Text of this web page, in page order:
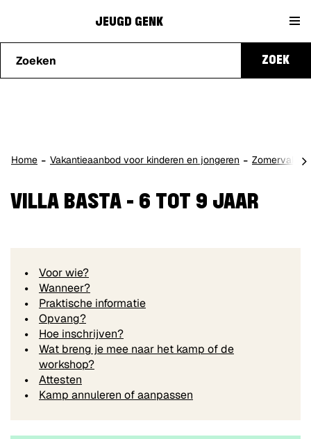
Genk
JEUGD GENK
kunnen
we je
ZOEK
Home Vakantieaanbod voor kinderen en jongeren
VILLA BASTA - 6 TOT 9 JAAR
Voor wie?
Wanneer?
Praktische informatie
Opvang?
Hoe inschrijven?
Wat breng je mee naar het kamp of de
workshop?
Attesten
Kamp annuleren of aanpassen